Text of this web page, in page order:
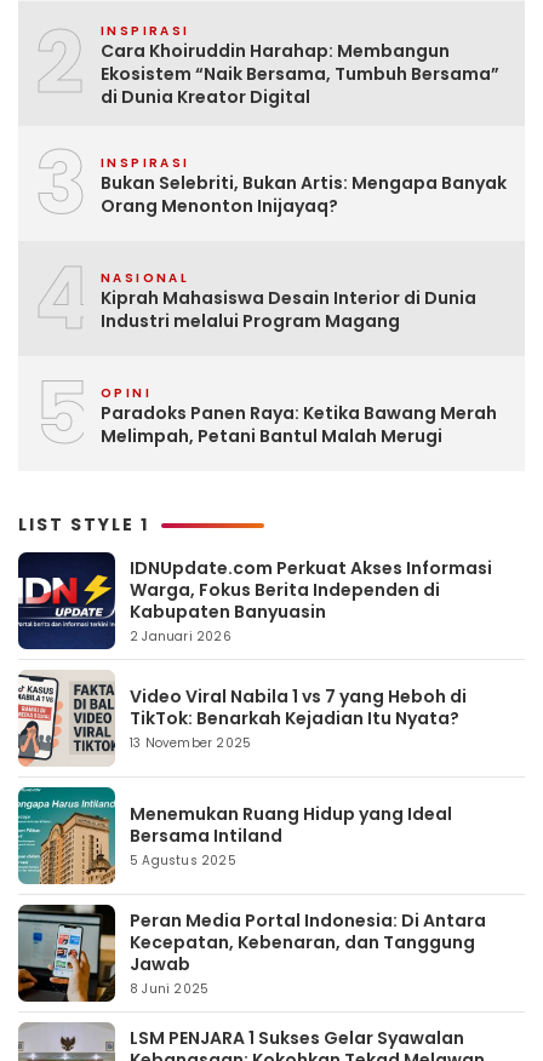
2 INSPIRASI
Cara Khoiruddin Harahap: Membangun
Ekosistem “Naik Bersama, Tumbuh Bersama”
di Dunia Kreator Digital
3 INSPIRASI
Bukan Selebriti, Bukan Artis: Mengapa Banyak
Orang Menonton Inijayaq?
4 NASIONAL
Kiprah Mahasiswa Desain Interior di Dunia
Industri melalui Program Magang
5 OPINI
Paradoks Panen Raya: Ketika Bawang Merah
Melimpah, Petani Bantul Malah Merugi
LIST STYLE 1
IDNUpdate.com Perkuat Akses Informasi
Warga, Fokus Berita Independen di
Kabupaten Banyuasin
2 Januari 2026
Video Viral Nabila 1 vs 7 yang Heboh di
TikTok: Benarkah Kejadian Itu Nyata?
13 November 2025
Menemukan Ruang Hidup yang Ideal
Bersama Intiland
5 Agustus 2025
Peran Media Portal Indonesia: Di Antara
Kecepatan, Kebenaran, dan Tanggung
Jawab
8 Juni 2025
LSM PENJARA 1 Sukses Gelar Syawalan